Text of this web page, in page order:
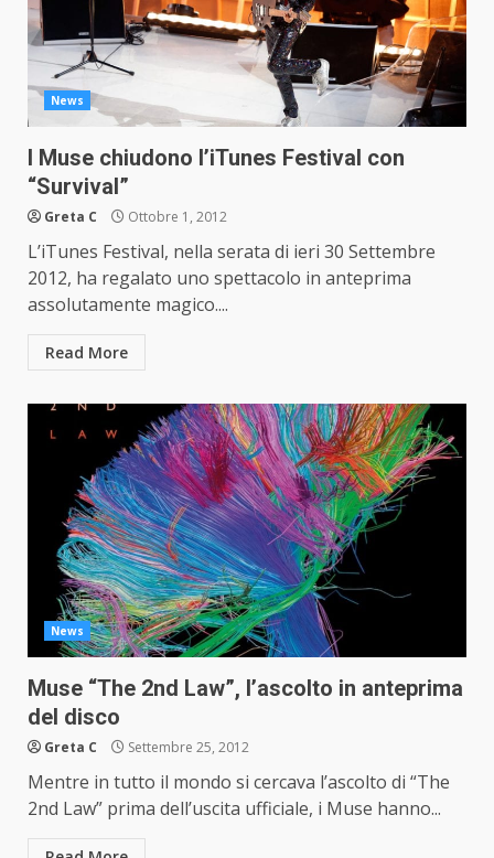
News
I Muse chiudono l’iTunes Festival con
“Survival”
Greta C Ottobre 1, 2012
L’iTunes Festival, nella serata di ieri 30 Settembre
2012, ha regalato uno spettacolo in anteprima
assolutamente magico....
Read More
News
Muse “The 2nd Law”, l’ascolto in anteprima
del disco
Greta C Settembre 25, 2012
Mentre in tutto il mondo si cercava l’ascolto di “The
2nd Law” prima dell’uscita ufficiale, i Muse hanno...